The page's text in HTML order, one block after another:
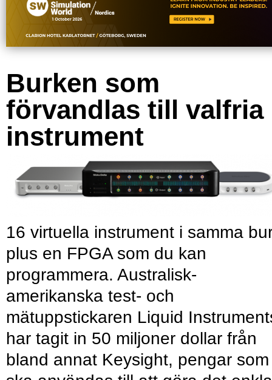
Burken som
förvandlas till valfria
instrument
16 virtuella instrument i samma
plus en FPGA som du kan
programmera. Australisk-
amerikanska test- och
mätuppstickaren Liquid
har tagit in 50 miljoner dollar från
bland annat Keysight, pengar som